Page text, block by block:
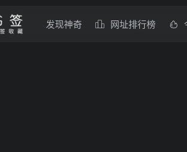
发现神奇 网址排行榜